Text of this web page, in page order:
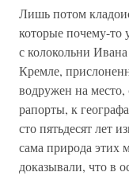
Лишь потом
которые почему-то
с колокольни
Кремле,
водружен на место,
рапорты, к
сто пятьдесят лет
сама природа этих
доказывали, что в